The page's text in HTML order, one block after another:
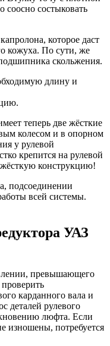
соосно состыковать
которое даст
кожуха. По сути, же
скольжения.
длину и
теперь две жёсткие
колесом и в опорном
у рулевой
крепится на рулевой
конструкцию!
подсоединении
всей системы.
УАЗ
превышающего
карданного вала и
деталей рулевого
люфта. Если
изношены, потребуется